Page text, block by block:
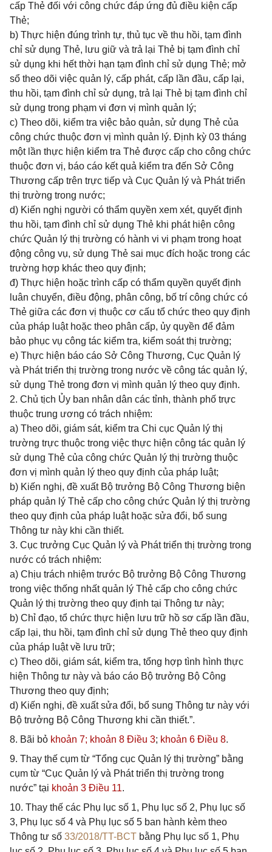
cấp Thẻ đối với công chức đáp ứng đủ điều kiện cấp
Thẻ;
b) Thực hiện đúng trình tự, thủ tục về thu hồi, tạm đình
chỉ sử dụng Thẻ, lưu giữ và trả lại Thẻ bị tạm đình chỉ
sử dụng khi hết thời hạn tạm đình chỉ sử dụng Thẻ; mở
sổ theo dõi việc quản lý, cấp phát, cấp lần đầu, cấp lại,
thu hồi, tạm đình chỉ sử dụng, trả lại Thẻ bị tạm đình chỉ
sử dụng trong phạm vi đơn vị mình quản lý;
c) Theo dõi, kiểm tra việc bảo quản, sử dụng Thẻ của
công chức thuộc đơn vị mình quản lý. Định kỳ 03 tháng
một lần thực hiện kiểm tra Thẻ được cấp cho công chức
thuộc đơn vị, báo cáo kết quả kiểm tra đến Sở Công
Thương cấp trên trực tiếp và Cục Quản lý và Phát triển
thị trường trong nước;
d) Kiến nghị người có thẩm quyền xem xét, quyết định
thu hồi, tạm đình chỉ sử dụng Thẻ khi phát hiện công
chức Quản lý thị trường có hành vi vi phạm trong hoạt
động công vụ, sử dụng Thẻ sai mục đích hoặc trong các
trường hợp khác theo quy định;
đ) Thực hiện hoặc trình cấp có thẩm quyền quyết định
luân chuyển, điều động, phân công, bố trí công chức có
Thẻ giữa các đơn vị thuộc cơ cấu tổ chức theo quy định
của pháp luật hoặc theo phân cấp, ủy quyền để đảm
bảo phục vụ công tác kiểm tra, kiểm soát thị trường;
e) Thực hiện báo cáo Sở Công Thương, Cục Quản lý
và Phát triển thị trường trong nước về công tác quản lý,
sử dụng Thẻ trong đơn vị mình quản lý theo quy định.
2. Chủ tịch Ủy ban nhân dân các tỉnh, thành phố trực
thuộc trung ương có trách nhiệm:
a) Theo dõi, giám sát, kiểm tra Chi cục Quản lý thị
trường trực thuộc trong việc thực hiện công tác quản lý
sử dụng Thẻ của công chức Quản lý thị trường thuộc
đơn vị mình quản lý theo quy định của pháp luật;
b) Kiến nghị, đề xuất Bộ trưởng Bộ Công Thương biện
pháp quản lý Thẻ cấp cho công chức Quản lý thị trường
theo quy định của pháp luật hoặc sửa đổi, bổ sung
Thông tư này khi cần thiết.
3. Cục trưởng Cục Quản lý và Phát triển thị trường trong
nước có trách nhiệm:
a) Chịu trách nhiệm trước Bộ trưởng Bộ Công Thương
trong việc thống nhất quản lý Thẻ cấp cho công chức
Quản lý thị trường theo quy định tại Thông tư này;
b) Chỉ đạo, tổ chức thực hiện lưu trữ hồ sơ cấp lần đầu,
cấp lại, thu hồi, tạm đình chỉ sử dụng Thẻ theo quy định
của pháp luật về lưu trữ;
c) Theo dõi, giám sát, kiểm tra, tổng hợp tình hình thực
hiện Thông tư này và báo cáo Bộ trưởng Bộ Công
Thương theo quy định;
d) Kiến nghị, đề xuất sửa đổi, bổ sung Thông tư này với
Bộ trưởng Bộ Công Thương khi cần thiết.”.
8. Bãi bỏ khoản 7; khoản 8 Điều 3; khoản 6 Điều 8.
9. Thay thế cụm từ “Tổng cục Quản lý thị trường” bằng
cụm từ “Cục Quản lý và Phát triển thị trường trong
nước” tại khoản 3 Điều 11.
10. Thay thế các Phụ lục số 1, Phụ lục số 2, Phụ lục số
3, Phụ lục số 4 và Phụ lục số 5 ban hành kèm theo
Thông tư số 33/2018/TT-BCT bằng Phụ lục số 1, Phụ